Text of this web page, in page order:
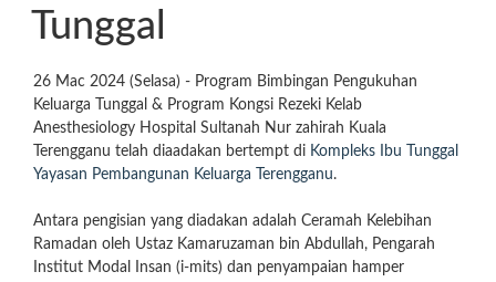
Tunggal
26 Mac 2024 (Selasa) - Program Bimbingan Pengukuhan
Keluarga Tunggal & Program Kongsi Rezeki Kelab
Anesthesiology Hospital Sultanah Nur zahirah Kuala
Terengganu telah diaadakan bertempt di Kompleks Ibu Tunggal
Yayasan Pembangunan Keluarga Terengganu.
Antara pengisian yang diadakan adalah Ceramah Kelebihan
Ramadan oleh Ustaz Kamaruzaman bin Abdullah, Pengarah
Institut Modal Insan (i-mits) dan penyampaian hamper